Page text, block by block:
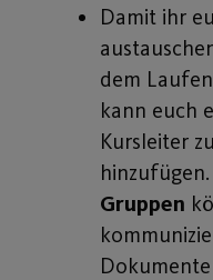
Damit ihr
dem
kann euch
Kursleiter
Gruppen